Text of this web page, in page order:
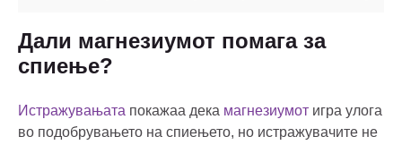
Дали магнезиумот помага за
спиење?
Истражувањата покажаа дека магнезиумот игра улога
во подобрувањето на спиењето, но истражувачите не